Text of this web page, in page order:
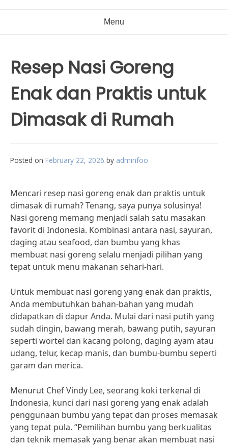
Menu
Resep Nasi Goreng
Enak dan Praktis untuk
Dimasak di Rumah
Posted on February 22, 2026 by adminfoo
Mencari resep nasi goreng enak dan praktis untuk
dimasak di rumah? Tenang, saya punya solusinya!
Nasi goreng memang menjadi salah satu masakan
favorit di Indonesia. Kombinasi antara nasi, sayuran,
daging atau seafood, dan bumbu yang khas
membuat nasi goreng selalu menjadi pilihan yang
tepat untuk menu makanan sehari-hari.
Untuk membuat nasi goreng yang enak dan praktis,
Anda membutuhkan bahan-bahan yang mudah
didapatkan di dapur Anda. Mulai dari nasi putih yang
sudah dingin, bawang merah, bawang putih, sayuran
seperti wortel dan kacang polong, daging ayam atau
udang, telur, kecap manis, dan bumbu-bumbu seperti
garam dan merica.
Menurut Chef Vindy Lee, seorang koki terkenal di
Indonesia, kunci dari nasi goreng yang enak adalah
penggunaan bumbu yang tepat dan proses memasak
yang tepat pula. “Pemilihan bumbu yang berkualitas
dan teknik memasak yang benar akan membuat nasi